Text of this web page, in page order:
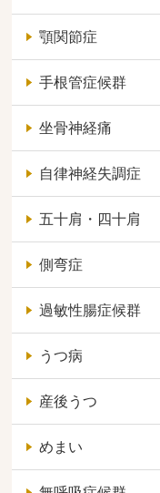
顎関節症
手根管症候群
坐骨神経痛
自律神経失調症
五十肩・四十肩
側弯症
過敏性腸症候群
うつ病
産後うつ
めまい